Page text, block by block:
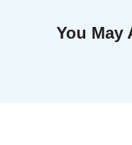
You May